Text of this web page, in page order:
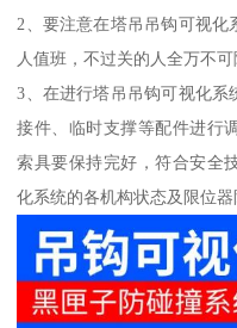
2、要注意在塔吊吊钩可视
人值班，不过关的人全万不
3、在进行塔吊吊钩可视化
接件、临时支撑等配件进行
索具要保持完好，符合安全
化系统的各机构状态及限位器